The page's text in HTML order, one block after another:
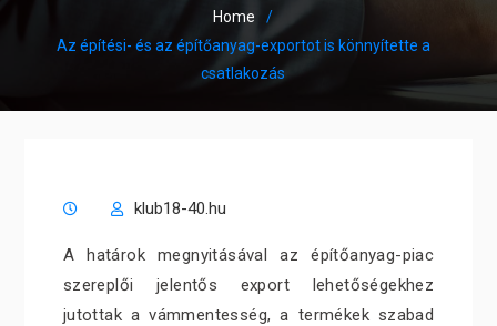
Home
Az építési- és az építőanyag-exportot is könnyítette a
csatlakozás
klub18-40.hu
A határok megnyitásával az építőanyag-piac
szereplői jelentős export lehetőségekhez
jutottak a vámmentesség, a termékek szabad